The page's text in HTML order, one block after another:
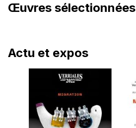
Œuvres sélectionnées
Actu et expos